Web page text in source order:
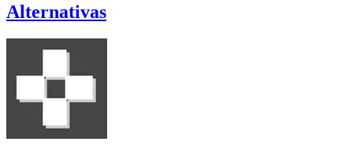
Alternativas